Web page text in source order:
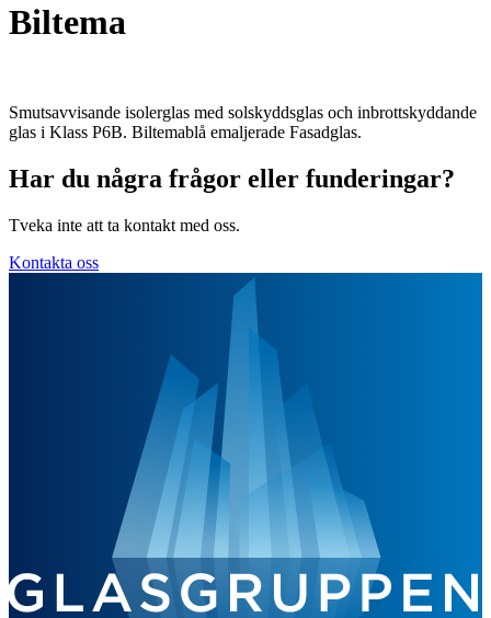
Biltema
Smutsavvisande isolerglas med solskyddsglas och inbrottskyddande
glas i Klass P6B. Biltemablå emaljerade Fasadglas.
Har du några frågor eller funderingar?
Tveka inte att ta kontakt med oss.
Kontakta oss